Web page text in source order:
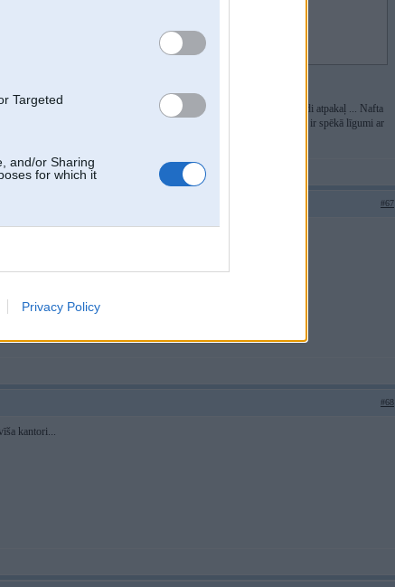
Targeted
and/or Sharing
for which it
Privacy Policy
tikai palielinās ... Dīzelis iet uz Indiju un tālāk caur Belģiju un Nīderlandi atpakaļ ... Nafta
... LNG iztrūkumu piešpricē Ķīna,jo iepērk no Krievijas lētāk, nekā ir spēkā līgumi ar
#67
kritušies. Visi, kas pērk degvielu un gāzu, to dara pa lēto
#68
kantori...